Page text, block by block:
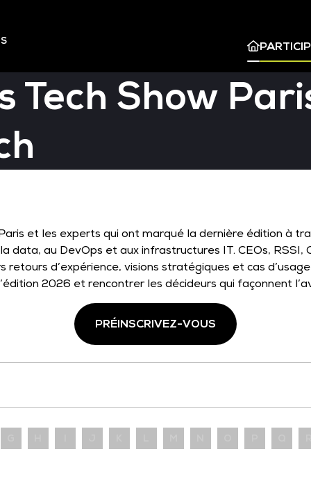
Tech Show
et les experts qui ont marqué la dernière édition à
data, au DevOps et aux infrastructures IT. CEOs,
d’expérience, visions stratégiques et cas
2026 et rencontrer les décideurs qui façonnent
PRÉINSCRIVEZ-VOUS